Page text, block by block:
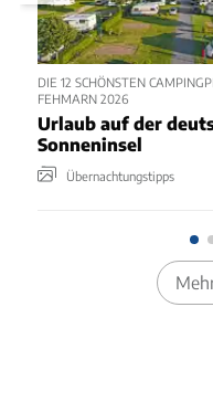
DIE 12 SCHÖNSTEN
FEHMARN 2026
Urlaub auf der
Sonneninsel
Übernachtungstipps